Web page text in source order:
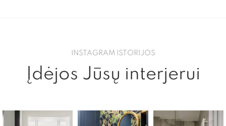
INSTAGRAM ISTORIJOS
Įdėjos Jūsų interjerui